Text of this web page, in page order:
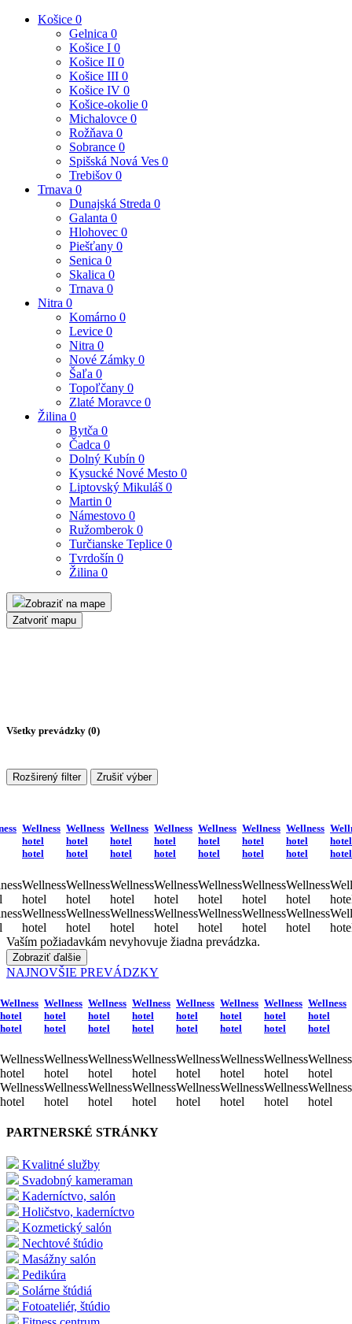
Košice 0
Gelnica 0
Košice I 0
Košice II 0
Košice III 0
Košice IV 0
Košice-okolie 0
Michalovce 0
Rožňava 0
Sobrance 0
Spišská Nová Ves 0
Trebišov 0
Trnava 0
Dunajská Streda 0
Galanta 0
Hlohovec 0
Piešťany 0
Senica 0
Skalica 0
Trnava 0
Nitra 0
Komárno 0
Levice 0
Nitra 0
Nové Zámky 0
Šaľa 0
Topoľčany 0
Zlaté Moravce 0
Žilina 0
Bytča 0
Čadca 0
Dolný Kubín 0
Kysucké Nové Mesto 0
Liptovský Mikuláš 0
Martin 0
Námestovo 0
Ružomberok 0
Turčianske Teplice 0
Tvrdošín 0
Žilina 0
Zobraziť na mape
Zatvoriť mapu
Všetky prevádzky (0)
Rozširený filter Zrušiť výber
Wellness
hotel
hotel
Wellness
hotel
Wellness
hotel
Wellness
hotel
hotel
Wellness
hotel
Wellness
hotel
Wellness
hotel
hotel
Wellness
hotel
Wellness
hotel
Wellness
hotel
hotel
Wellness
hotel
Wellness
hotel
Wellness
hotel
hotel
Wellness
hotel
Wellness
hotel
Wellness
hotel
hotel
Wellness
hotel
Wellness
hotel
Wellness
hotel
hotel
Wellness
hotel
Wellness
hotel
hotel
hotel
Vaším požiadavkám nevyhovuje žiadna prevádzka.
Zobraziť ďalšie
NAJNOVŠIE PREVÁDZKY
Wellness
hotel
hotel
Wellness
hotel
Wellness
hotel
Wellness
hotel
hotel
Wellness
hotel
Wellness
hotel
Wellness
hotel
hotel
Wellness
hotel
Wellness
hotel
Wellness
hotel
hotel
Wellness
hotel
Wellness
hotel
Wellness
hotel
hotel
Wellness
hotel
Wellness
hotel
Wellness
hotel
hotel
Wellness
hotel
Wellness
hotel
Wellness
hotel
hotel
Wellness
hotel
Wellness
hotel
Wellness
hotel
hotel
Wellness
hotel
Wellness
hotel
PARTNERSKÉ STRÁNKY
Kvalitné služby
Svadobný kameraman
Kaderníctvo, salón
Holičstvo, kaderníctvo
Kozmetický salón
Nechtové štúdio
Masážny salón
Pedikúra
Solárne štúdiá
Fotoateliér, štúdio